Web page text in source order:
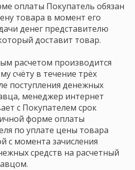
оплаты Покупатель обязан
товара в момент его
денег представителю
доставит товар.
расчетом производится
счёту в течение трёх
поступления денежных
менеджер интернет
с Покупателем срок
форме оплаты
по уплате цены товара
с момента зачисления
средств на расчетный